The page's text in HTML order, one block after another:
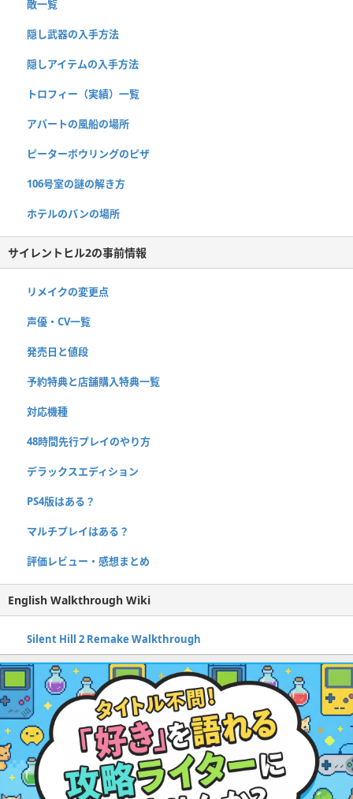
敵一覧
隠し武器の入手方法
隠しアイテムの入手方法
トロフィー（実績）一覧
アパートの風船の場所
ピーターボウリングのピザ
106号室の謎の解き方
ホテルのパンの場所
サイレントヒル2の事前情報
リメイクの変更点
声優・CV一覧
発売日と値段
予約特典と店舗購入特典一覧
対応機種
48時間先行プレイのやり方
デラックスエディション
PS4版はある？
マルチプレイはある？
評価レビュー・感想まとめ
English Walkthrough Wiki
Silent Hill 2 Remake Walkthrough